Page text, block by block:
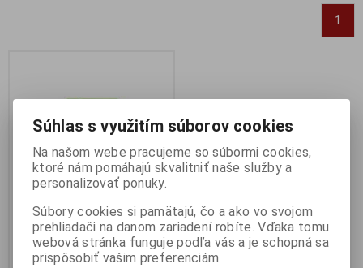
1
Batéria GP Super alkaline AAA
Súhlas s využitím súborov cookies
Na našom webe pracujeme so súbormi cookies,
ktoré nám pomáhajú skvalitniť naše služby a
personalizovať ponuky.
Súbory cookies si pamätajú, čo a ako vo svojom
prehliadači na danom zariadení robíte. Vďaka tomu
webová stránka funguje podľa vás a je schopná sa
prispôsobiť vašim preferenciám.